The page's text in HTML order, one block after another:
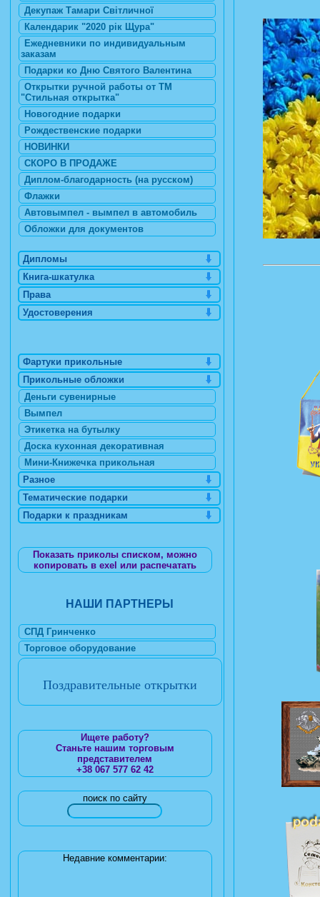
Декупаж Тамари Світличної
Календарик "2020 рік Щура"
Ежедневники по индивидуальным
заказам
Подарки ко Дню Святого Валентина
Открытки ручной работы от ТМ
"Стильная открытка"
Новогодние подарки
Рождественские подарки
НОВИНКИ
СКОРО В ПРОДАЖЕ
Диплом-благодарность (на русском)
Флажки
Автовымпел - вымпел в автомобиль
Обложки для документов
Дипломы
Книга-шкатулка
Права
Удостоверения
Фартуки прикольные
Прикольные обложки
Деньги сувенирные
Вымпел
Этикетка на бутылку
Доска кухонная декоративная
Мини-Книжечка прикольная
Разное
Тематические подарки
Подарки к праздникам
Показать приколы списком, можно
копировать в exel или распечатать
НАШИ ПАРТНЕРЫ
СПД Гринченко
Торговое оборудование
Поздравительные открытки
Ищете работу?
Станьте нашим торговым
представителем
+38 067 577 62 42
поиск по сайту
Недавние комментарии: